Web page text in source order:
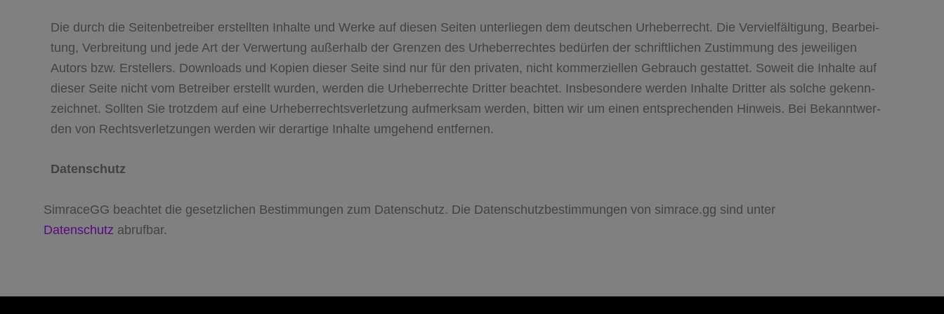
Die durch die Sei­ten­be­trei­ber erstell­ten Inhalte und Werke auf die­sen Sei­ten unter­lie­gen dem deut­schen Urhe­ber­recht. Die Ver­viel­fäl­ti­gung, Bear­bei­
tung, Ver­brei­tung und jede Art der Ver­wer­tung außer­halb der Gren­zen des Urhe­ber­rech­tes bedür­fen der schrift­li­chen Zustim­mung des jewei­li­gen
Autors bzw. Erstel­lers. Down­loads und Kopien die­ser Seite sind nur für den pri­va­ten, nicht kom­mer­zi­el­len Gebrauch gestat­tet. Soweit die Inhalte auf
die­ser Seite nicht vom Betrei­ber erstellt wur­den, wer­den die Urhe­ber­rechte Drit­ter beach­tet. Ins­be­son­dere wer­den Inhalte Drit­ter als sol­che gekenn­
zeich­net. Soll­ten Sie trotz­dem auf eine Urhe­ber­rechts­ver­let­zung auf­merk­sam wer­den, bit­ten wir um einen ent­spre­chen­den Hin­weis. Bei Bekannt­wer­
den von Rechts­ver­let­zun­gen wer­den wir der­ar­tige Inhalte umge­hend entfernen.
Daten­schutz
SimraceGG beachtet die gesetzlichen Bestimmungen zum Datenschutz. Die Datenschutzbestimmungen von simrace.gg sind unter
Datenschutz abrufbar.